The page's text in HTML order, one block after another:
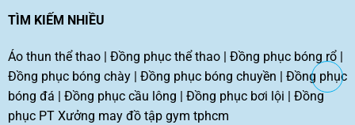
TÌM KIẾM NHIỀU
Áo thun thể thao| Đồng phục thể thao| Đồng phục bóng rổ|
Đồng phục bóng chày| Đồng phục bóng chuyền
Đồng phục
bóng đá
Đồng phục cầu lông Đồng phục bơi lội
Đồng
phục PT Xưởng may đồ tập gym tphcm